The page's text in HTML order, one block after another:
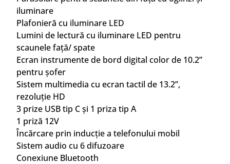
iluminare
Plafonieră cu iluminare LED
Lumini de lectură cu iluminare LED pentru
scaunele față/ spate
Ecran instrumente de bord digital color de 10.2”
pentru șofer
Sistem multimedia cu ecran tactil de 13.2”,
rezoluție HD
3 prize USB tip C și 1 priza tip A
1 priză 12V
Încărcare prin inducție a telefonului mobil
Sistem audio cu 6 difuzoare
Conexiune Bluetooth